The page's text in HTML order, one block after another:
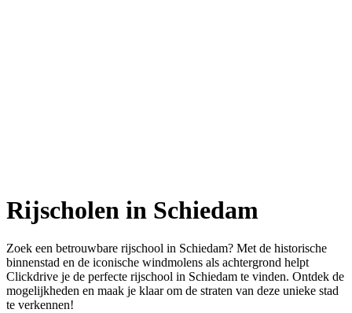
Rijscholen in Schiedam
Zoek een betrouwbare rijschool in Schiedam? Met de historische
binnenstad en de iconische windmolens als achtergrond helpt
Clickdrive je de perfecte rijschool in Schiedam te vinden. Ontdek de
mogelijkheden en maak je klaar om de straten van deze unieke stad
te verkennen!